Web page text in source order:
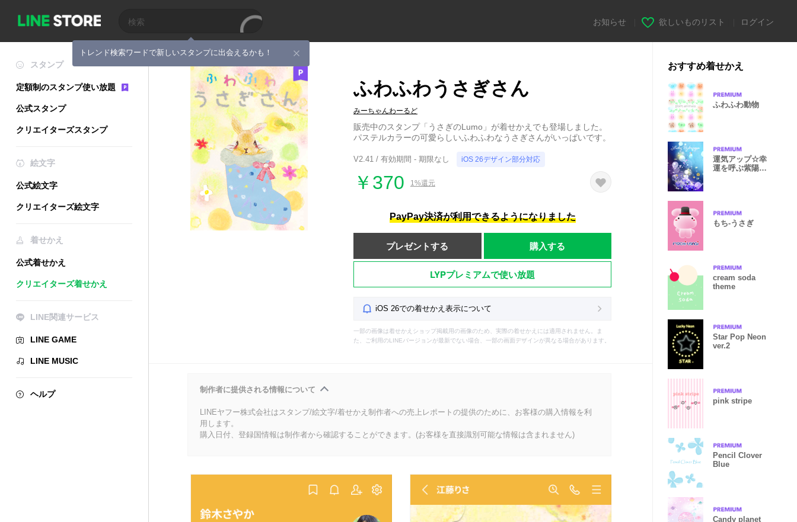
トレンド検索ワードで新しいスタンプに出会えるかも！
お知らせ 欲しいものリスト ログイン
スタンプ
定額制のスタンプ使い放題
公式スタンプ
クリエイターズスタンプ
絵文字
公式絵文字
クリエイターズ絵文字
着せかえ
公式着せかえ
クリエイターズ着せかえ
LINE関連サービス
LINE GAME
LINE MUSIC
ヘルプ
ふわふわうさぎさん
みーちゃんわーるど
販売中のスタンプ「うさぎのLumo」が着せかえでも登場しました。
パステルカラーの可愛らしいふわふわなうさぎさんがいっぱいです。
V2.41 / 有効期間 - 期限なし iOS 26デザイン部分対応
￥370 1%還元
PayPay決済が利用できるようになりました
プレゼントする 購入する
LYPプレミアムで使い放題
iOS 26での着せかえ表示について
一部の画像は着せかえショップ掲載用の画像のため、実際の着せかえには適用されません。ま
た、ご利用のLINEバージョンが最新でない場合、一部の画面デザインが異なる場合があります。
制作者に提供される情報について
LINEヤフー株式会社はスタンプ/絵文字/着せかえ制作者への売上レポートの提供のために、お客様の購入情報を利
用します。
購入日付、登録国情報は制作者から確認することができます。(お客様を直接識別可能な情報は含まれません)
おすすめ着せかえ
ふわふわ動物
運気アップ☆幸
運を呼ぶ紫陽花
もち-うさぎ
cream soda
theme
Star Pop Neon
ver.2
pink stripe
Pencil Clover
Blue
Candy planet